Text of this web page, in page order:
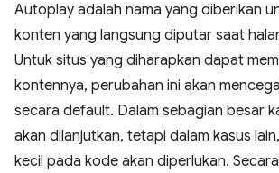
Autoplay adalah nama yang diberikan
konten yang langsung diputar saat
Untuk situs yang diharapkan dapat
kontennya, perubahan ini akan
secara default. Dalam sebagian besar
akan dilanjutkan, tetapi dalam kasus
kecil pada kode akan diperlukan.